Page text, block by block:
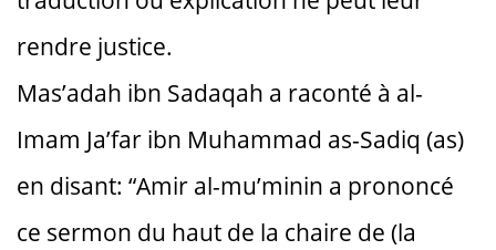
rendre justice.
Mas’adah ibn Sadaqah a raconté à al-
Imam Ja’far ibn Muhammad as-Sadiq (as)
en disant: “Amir al-mu’minin a prononcé
ce sermon du haut de la chaire de (la